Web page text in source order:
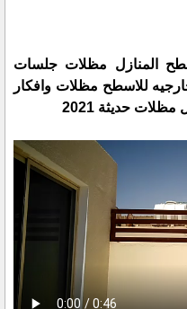
المنازل مظلات جلسات
للاسطح مظلات وافكار
حديثة 2021